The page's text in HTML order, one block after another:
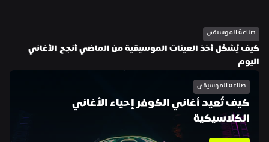
صناعة الموسيقى
اليوم
صناعة الموسيقى
الكلاسيكية